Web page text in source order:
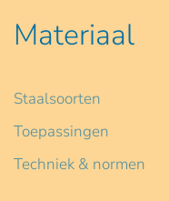
Materiaal
Staalsoorten
Toepassingen
Techniek & normen